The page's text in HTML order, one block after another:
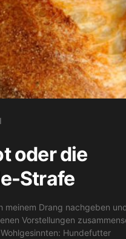
oder die
Strafe
meinem Drang nachgeben
Vorstellungen
Hundefutter